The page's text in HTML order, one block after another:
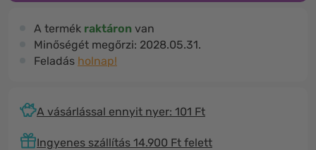
A termék raktáron van
Minőségét megőrzi: 2028.05.31.
Feladás holnap!
A vásárlással ennyit nyer: 101 Ft
Ingyenes szállítás 14.900 Ft felett